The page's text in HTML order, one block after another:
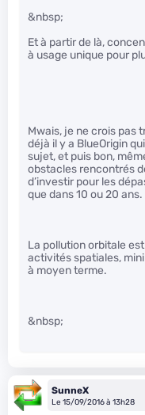
&nbsp;
Et à partir de là,
à usage unique pour
Mwais, je ne crois pas
déjà il y a BlueOrigin
sujet, et puis bon,
obstacles rencontrés
d’investir pour les
que dans 10 ou 20 ans.
La pollution orbitale
activités spatiales,
à moyen terme.
&nbsp;
SunneX
Le 15/09/2016 à 13h28